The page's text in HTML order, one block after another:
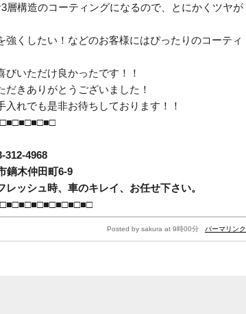
層構造のコーティングになるので、とにかくツヤが
強くしたい！などのお客様にはぴったりのコーティ
いただけ良かったです！！
だきありがとうございました！
入れでも是非お待ちしております！！
312-4968
鏑木仲田町6-9
ッシュ時、車のキレイ、お任せ下さい。
Posted by sakura at 9時00分 パーマリンク